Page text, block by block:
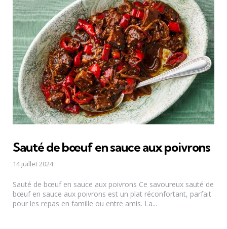
Sauté de bœuf en sauce aux poivrons
14 juillet 2024
Sauté de bœuf en sauce aux poivrons Ce savoureux sauté de
bœuf en sauce aux poivrons est un plat réconfortant, parfait
pour les repas en famille ou entre amis. La...